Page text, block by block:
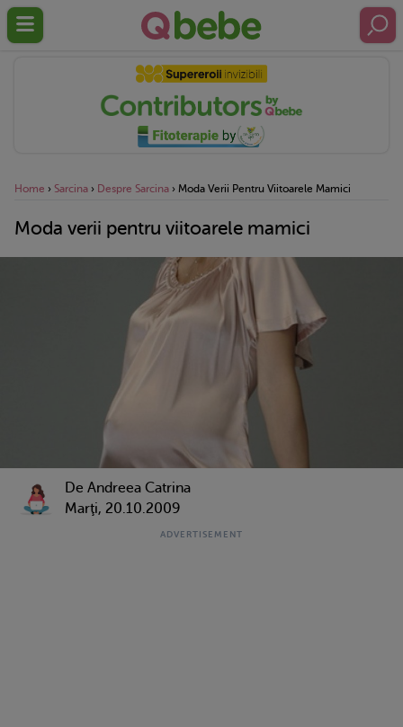
Home › Sarcina › Despre Sarcina › Moda Verii Pentru Viitoarele Mamici
Moda verii pentru viitoarele mamici
De Andreea Catrina
Marţi, 20.10.2009